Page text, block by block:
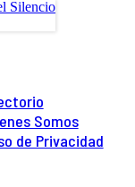
Silencio
Somos
de Privacidad